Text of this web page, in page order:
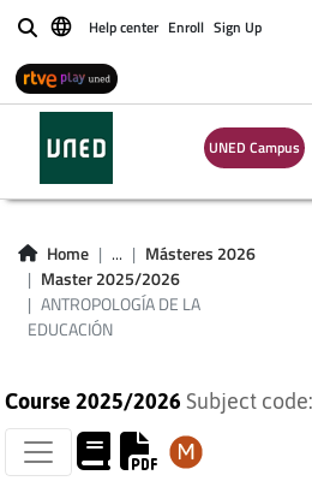
BuscarHelp center Enroll Sign Up
UNED Campus
Home ...
Másteres 2026
Master 2025/2026
ANTROPOLOGÍA DE LA
EDUCACIÓN
LA
Course 2025/2026 Subject